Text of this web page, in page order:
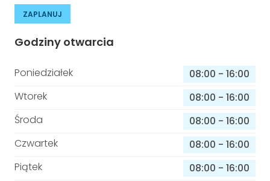
ZAPLANUJ
Godziny otwarcia
Poniedziałek 08:00 - 16:00
Wtorek
08:00 - 16:00
Środa
08:00 - 16:00
Czwartek
08:00 - 16:00
Piątek
08:00 - 16:00